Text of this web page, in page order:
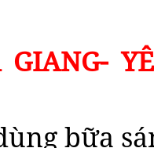
GIANG-
bữa